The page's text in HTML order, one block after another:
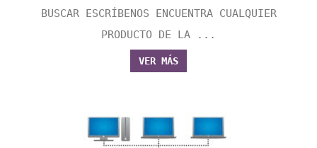
BUSCAR ESCRÍBENOS ENCUENTRA CUALQUIER
PRODUCTO DE LA ...
VER MÁS